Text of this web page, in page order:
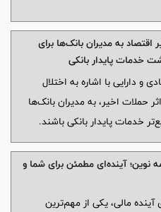
اقتصاد به مدیران بانک‌ها برای
خدمات پایدار بانکی
و دارایی با اشاره به اختلال
حملات اخیر، به مدیران بانک‌ها
خدمات پایدار بانکی باشند.
نوین؛ آینده‌ای مطمئن برای شما و
آینده مالی، یکی از مهم‌ترین